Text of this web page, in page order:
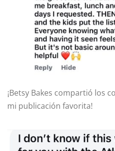
¡Betsy Bakes compartió los
mi publicación favorita!